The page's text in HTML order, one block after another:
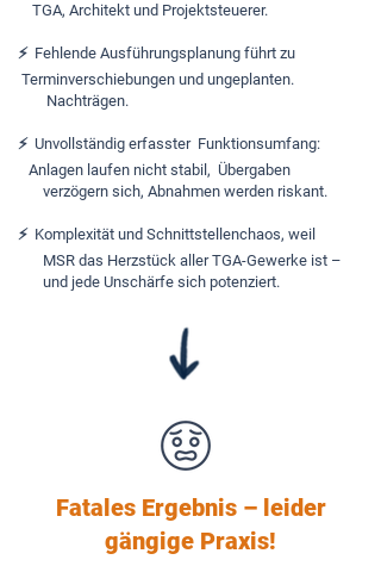
TGA, Architekt und Projektsteuerer.
⚡️ Fehlende Ausführungsplanung führt zu
Terminverschiebungen und ungeplanten.
Nachträgen.
⚡️ Unvollständig erfasster Funktionsumfang:
Anlagen laufen nicht stabil, Übergaben
verzögern sich, Abnahmen werden riskant.
⚡️ Komplexität und Schnittstellenchaos, weil
MSR das Herzstück aller TGA-Gewerke ist –
und jede Unschärfe sich potenziert.
Fatales Ergebnis – leider
gängige Praxis!